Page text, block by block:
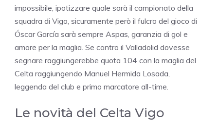
impossibile, ipotizzare quale sarà il campionato della
squadra di Vigo, sicuramente però il fulcro del gioco di
Óscar García sarà sempre Aspas, garanzia di gol e
amore per la maglia. Se contro il Valladolid dovesse
segnare raggiungerebbe quota 104 con la maglia del
Celta raggiungendo Manuel Hermida Losada,
leggenda del club e primo marcatore all-time.
Le novità del Celta Vigo